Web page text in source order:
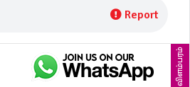
Report
விளம்பரம்